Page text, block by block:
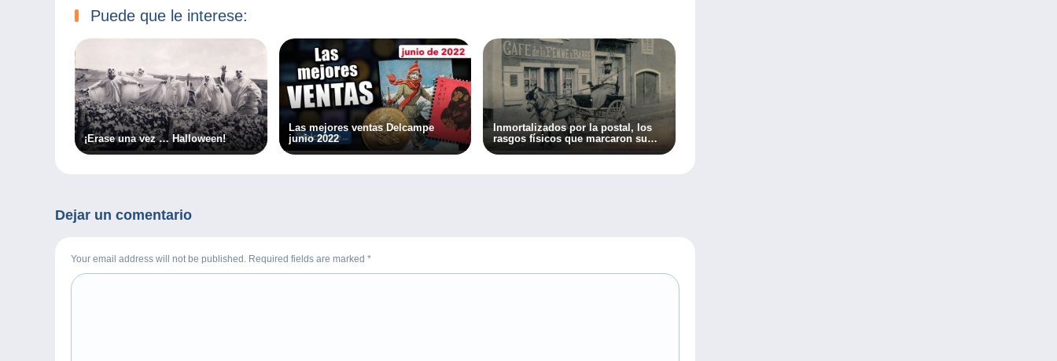
Puede que le interese:
¡Érase una vez … Halloween!
Las mejores ventas Delcampe
junio 2022
Inmortalizados por la postal, los
rasgos físicos que marcaron su
carrera…
Dejar un comentario
Your email address will not be published. Required fields are marked *